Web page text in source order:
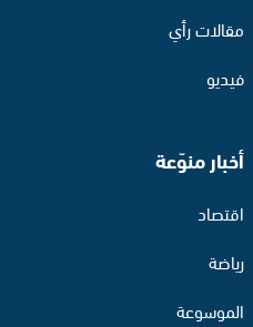
مقالات رأي
فيديو
أخبار منوّعة
اقتصاد
رياضة
الموسوعة